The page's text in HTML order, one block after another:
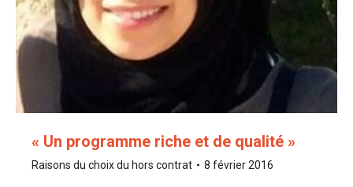
« Un programme riche et de qualité »
Raisons du choix du hors contrat 8 février 2016